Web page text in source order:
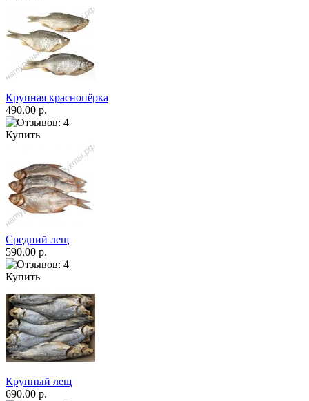
Крупная краснопёрка
490.00 р.
Купить
Средний лещ
590.00 р.
Купить
Крупный лещ
690.00 р.